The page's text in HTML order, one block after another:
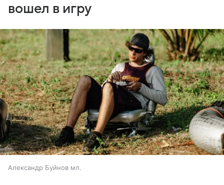
вошел в игру
Александр Буйнов мл.